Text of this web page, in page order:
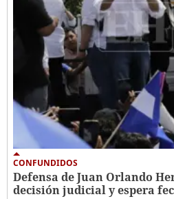
CONFUNDIDOS
Defensa de Juan Orlando
decisión judicial y espera